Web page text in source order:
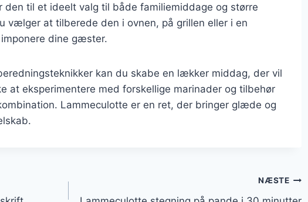
den til et ideelt valg til både familiemiddage og større
vælger at tilberede den i ovnen, på grillen eller i en
dine gæster.
kan du skabe en lækker middag, der vil
at eksperimentere med forskellige marinader og tilbehør
Lammeculotte er en ret, der bringer glæde og
NÆSTE